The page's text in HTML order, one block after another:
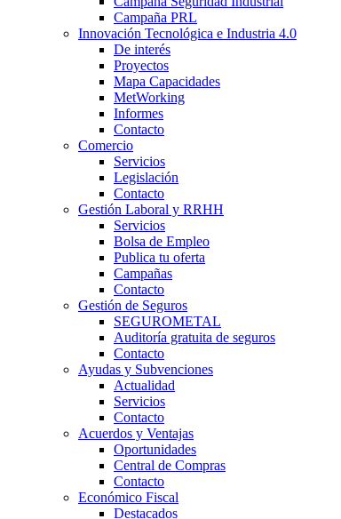
Campaña PRL
Innovación Tecnológica e Industria 4.0
De interés
Proyectos
Mapa Capacidades
MetWorking
Informes
Contacto
Comercio
Servicios
Legislación
Contacto
Gestión Laboral y RRHH
Servicios
Bolsa de Empleo
Publica tu oferta
Campañas
Contacto
Gestión de Seguros
SEGUROMETAL
Auditoría gratuita de seguros
Contacto
Ayudas y Subvenciones
Actualidad
Servicios
Contacto
Acuerdos y Ventajas
Oportunidades
Central de Compras
Contacto
Económico Fiscal
Destacados